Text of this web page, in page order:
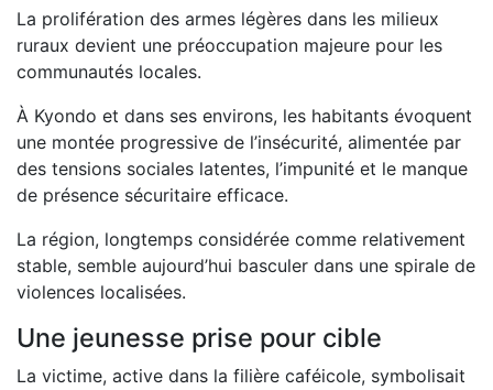
La prolifération des armes légères dans les milieux
ruraux devient une préoccupation majeure pour les
communautés locales.
À Kyondo et dans ses environs, les habitants évoquent
une montée progressive de l’insécurité, alimentée par
des tensions sociales latentes, l’impunité et le manque
de présence sécuritaire efficace.
La région, longtemps considérée comme relativement
stable, semble aujourd’hui basculer dans une spirale de
violences localisées.
Une jeunesse prise pour cible
La victime, active dans la filière caféicole, symbolisait